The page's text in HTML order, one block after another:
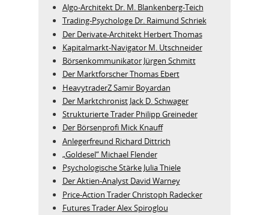
Algo‑Architekt Dr. M. Blankenberg‑Teich
Trading-Psychologe Dr. Raimund Schriek
Der Derivate‑Architekt Herbert Thomas
Kapitalmarkt-Navigator M. Utschneider
Börsenkommunikator Jürgen Schmitt
Der Marktforscher Thomas Ebert
HeavytraderZ Samir Boyardan
Der Marktchronist Jack D. Schwager
Strukturierte Trader Philipp Greineder
Der Börsenprofi Mick Knauff
Anlegerfreund Richard Dittrich
„Goldesel“ Michael Flender
Psychologische Stärke Julia Thiele
Der Aktien-Analyst David Warney
Price-Action Trader Christoph Radecker
Futures Trader Alex Spiroglou